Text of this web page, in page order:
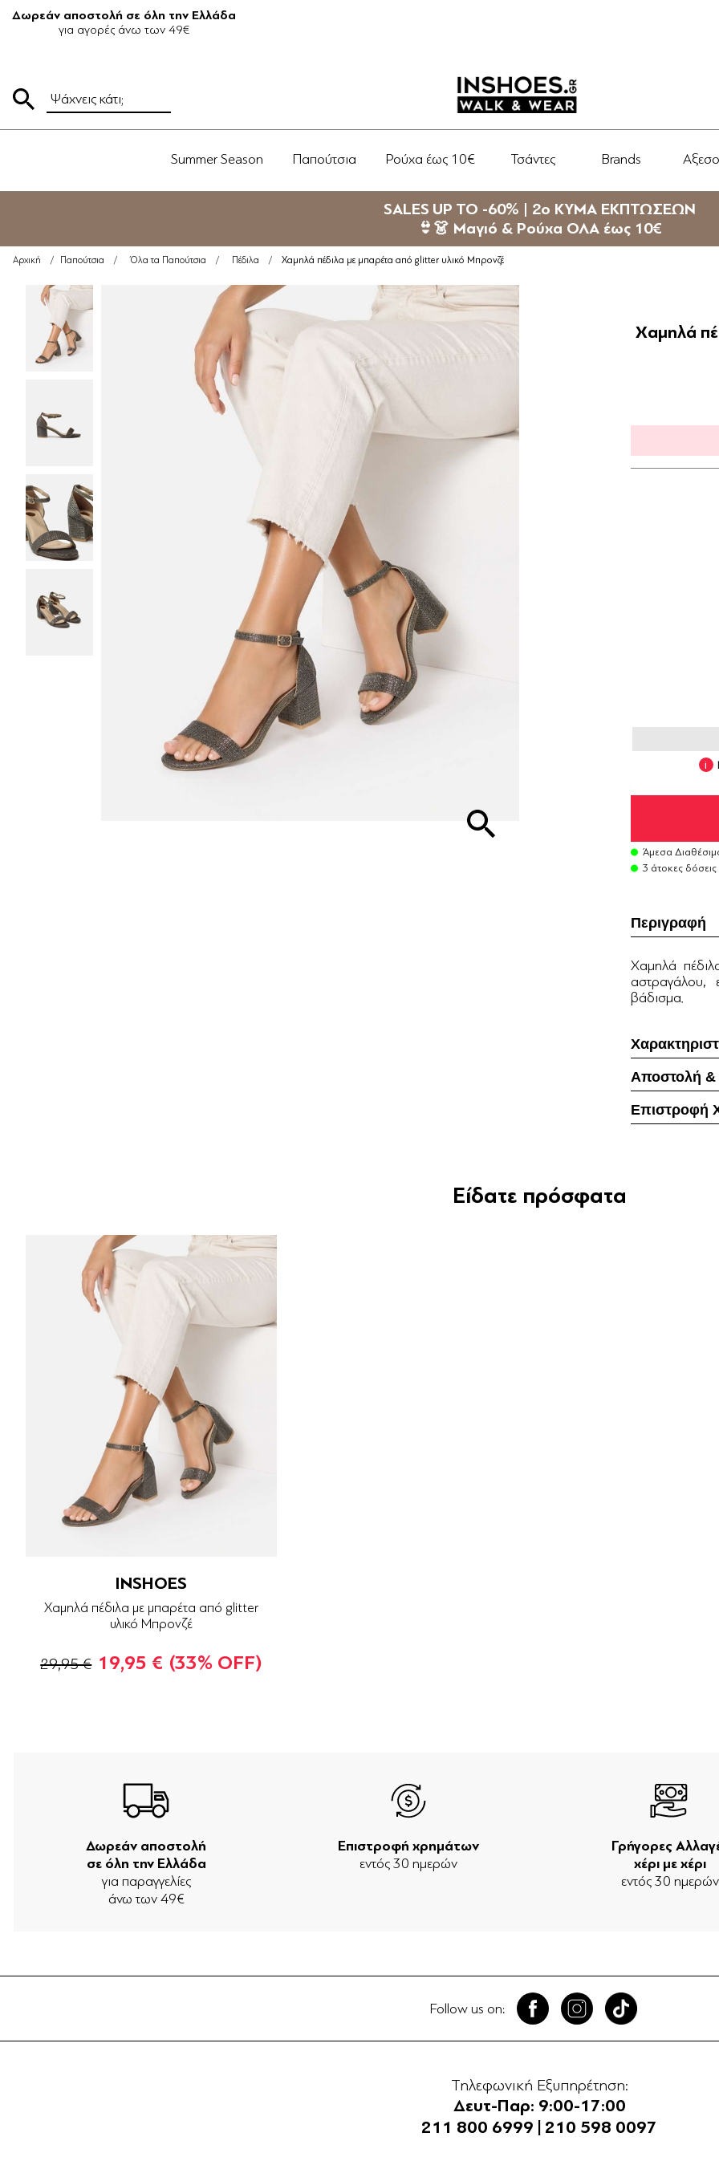
Δωρεάν αποστολή σε όλη την Ελλάδα
για αγορές άνω των 49€
Summer Season Παπούτσια Ρούχα έως 10€ Τσάντες Brands
SALES UP TO -60% | 2ο ΚΥΜΑ ΕΚΠΤΩΣΕΩΝ
👙👗 Μαγιό & Ρούχα ΟΛΑ έως 10€
Αρχική / Παπούτσια / Όλα τα Παπούτσια / Πέδιλα / Χαμηλά πέδιλα με μπαρέτα από glitter υλικό Μπρονζέ
Χαμηλά
Άμεσα
3 άτοκες
Περιγραφή
Χαμηλά
αστραγάλου,
βάδισμα.
Αποστολή
Επιστροφή
Είδατε πρόσφατα
INSHOES
Χαμηλά πέδιλα με μπαρέτα από glitter
υλικό Μπρονζέ
29,95 € 19,95 € (33% OFF)
Δωρεάν αποστολή
σε όλη την Ελλάδα
για παραγγελίες
άνω των 49€
Επιστροφή χρημάτων
εντός 30 ημερών
Γρήγορες
χέρι με χέρι
εντός 30 ημερών
Follow us on:
Τηλεφωνική Εξυπηρέτηση:
Δευτ-Παρ: 9:00-17:00
211 800 6999
210 598 0097